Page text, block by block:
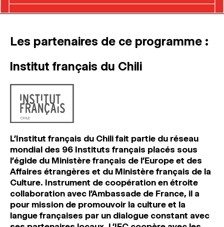
Les partenaires de ce programme :
Institut français du Chili
L’Institut français du Chili fait partie du réseau
mondial des 96 Instituts français placés sous
l’égide du Ministère français de l’Europe et des
Affaires étrangères et du Ministère français de la
Culture. Instrument de coopération en étroite
collaboration avec l’Ambassade de France, il a
pour mission de promouvoir la culture et la
langue françaises par un dialogue constant avec